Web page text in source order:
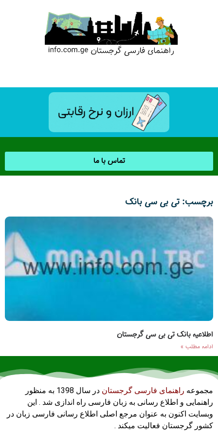
تماس با ما
برچسب: تی بی سی بانک
اطلاعیه بانک تی بی سی گرجستان
ادامه مطلب »
مجموعه راهنمای فارسی گرجستان
در سال 1398 به منظور
راهنمایی و اطلاع رسانی به زبان فارسی راه اندازی شد . این
وبسایت اکنون به عنوان مرجع اصلی اطلاع رسانی فارسی زبان در
کشور گرجستان فعالیت میکند .